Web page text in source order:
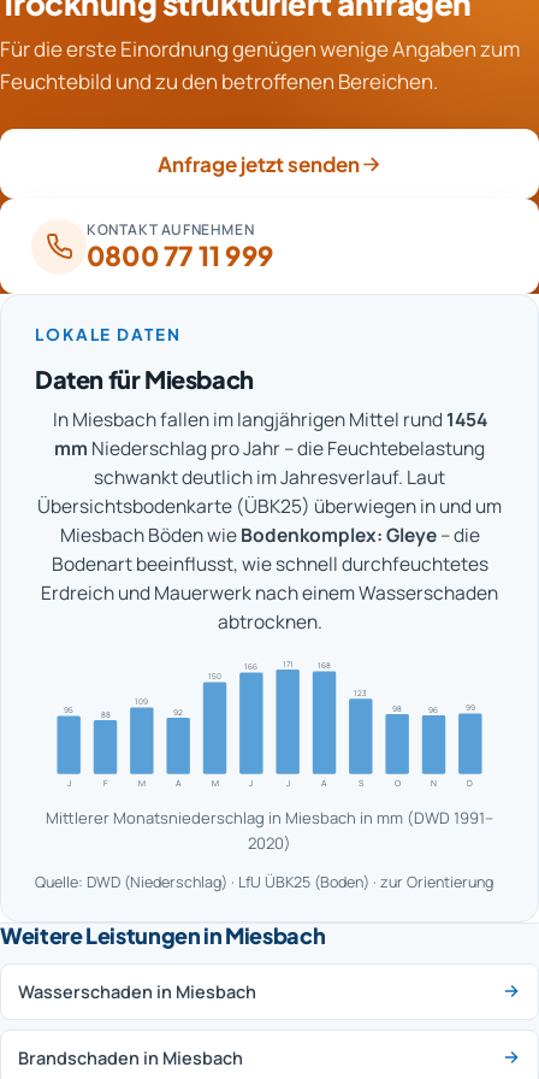
Zeitrahmens ist nach der Befundaufnahme möglich.
langem Zuwarten drohen Schimmelbefall, Schäden an
angrenzenden Bauteilen und aufwendigere
Sanierungsschritte. Ein früher Start ist daher fast
üblicherweise ein zügiges Handeln.
Für die erste Einordnung genügen wenige Angaben zum
Feuchtebild und zu den betroffenen Bereichen.
Anfrage jetzt senden
KONTAKT AUFNEHMEN
0800 77 11 999
LOKALE DATEN
Daten für Miesbach
In Miesbach fallen im langjährigen Mittel rund 1454
mm Niederschlag pro Jahr – die Feuchtebelastung
schwankt deutlich im Jahresverlauf. Laut
Übersichtsbodenkarte (ÜBK25) überwiegen in und um
Miesbach Böden wieBodenkomplex: Gleye– die
Bodenart beeinflusst, wie schnell durchfeuchtetes
Erdreich und Mauerwerk nach einem Wasserschaden
abtrocknen.
J
95
F
88
M
109
A
92
M
150
J
166
J
171
A
168
S
123
O
98
N
96
D
99
Mittlerer Monatsniederschlag in Miesbach in mm (DWD 1991–
2020)
Quelle: DWD (Niederschlag) · LfU ÜBK25 (Boden) · zur Orientierung
Weitere Leistungen in Miesbach
Wasserschaden in Miesbach
Brandschaden in Miesbach